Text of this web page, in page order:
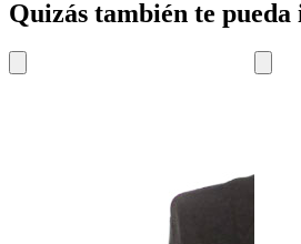
Quizás también te